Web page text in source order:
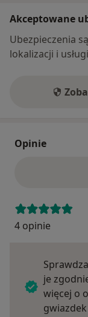
Akceptowane
Ubezpieczenia
lokalizacji i
Opinie
4 opinie
je
więcej o